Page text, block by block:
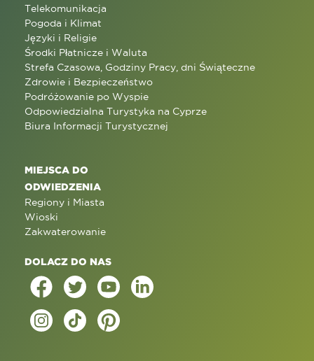
Telekomunikacja
Pogoda i Klimat
Języki i Religie
Środki Płatnicze i Waluta
Strefa Czasowa, Godziny Pracy, dni Świąteczne
Zdrowie i Bezpieczeństwo
Podróżowanie po Wyspie
Odpowiedzialna Turystyka na Cyprze
Biura Informacji Turystycznej
MIEJSCA DO
ODWIEDZENIA
Regiony i Miasta
Wioski
Zakwaterowanie
DOLACZ DO NAS